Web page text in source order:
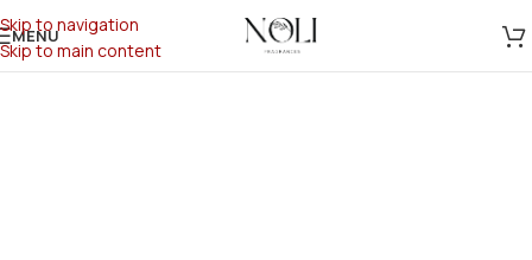
Skip to navigation
Skip to main content
MENU